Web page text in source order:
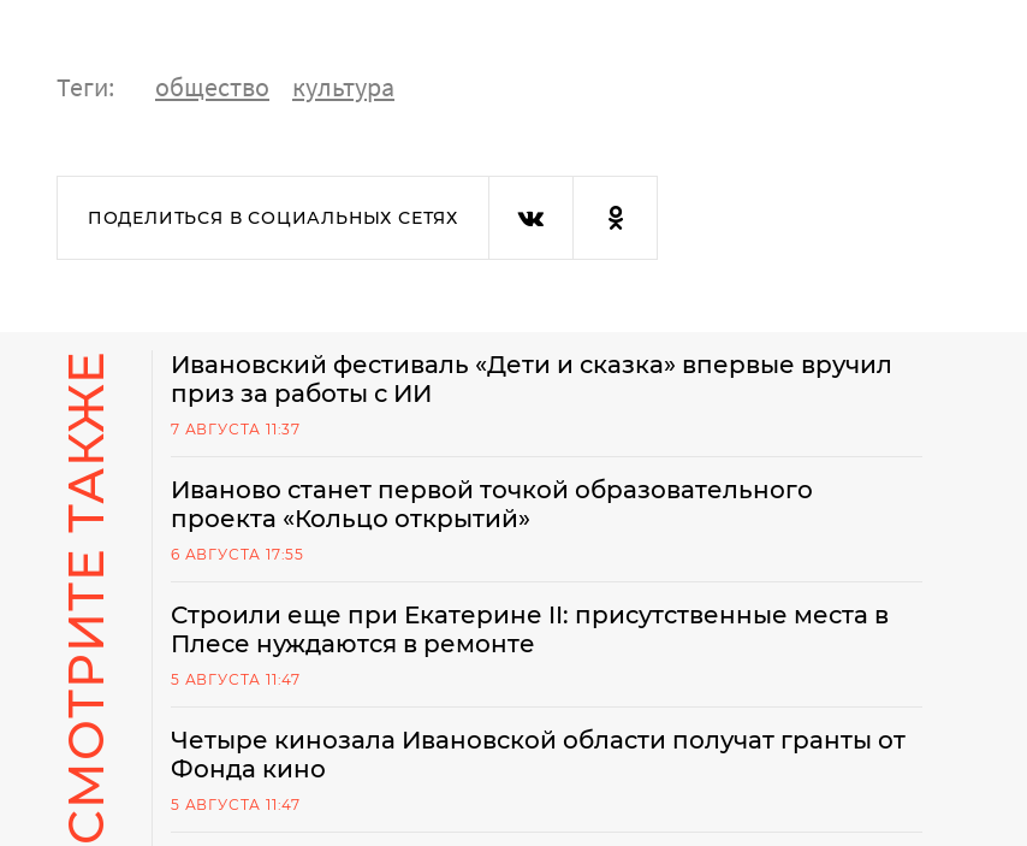
Теги: общество культура
ПОДЕЛИТЬСЯ В СОЦИАЛЬНЫХ СЕТЯХ
СМОТРИТЕ ТАКЖЕ
Ивановский фестиваль «Дети и сказка» впервые вручил
приз за работы с ИИ
7 АВГУСТА 11:37
Иваново станет первой точкой образовательного
проекта «Кольцо открытий»
6 АВГУСТА 17:55
Строили еще при Екатерине II: присутственные места в
Плесе нуждаются в ремонте
5 АВГУСТА 11:47
Четыре кинозала Ивановской области получат гранты от
Фонда кино
5 АВГУСТА 11:47